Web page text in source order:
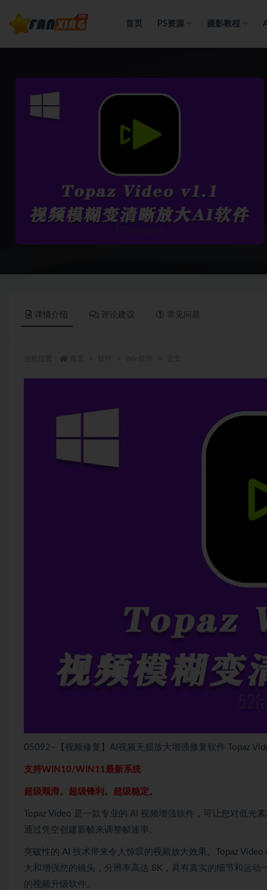
首页 PS资源 摄影教程
详情介绍 评论建议 常见问题
05092–【视频修复】AI视频无损放大增强修复软件 Topaz
支持WIN10/WIN11最新系统
超级顺滑。超级锋利。超级稳定。
Topaz Video 是一款专业的 AI 视频增强软件，可让您对低
通过凭空创建新帧来调整帧速率。
突破性的 AI 技术带来令人惊叹的视频放大效果。Topaz
大和增强您的镜头，分辨率高达 8K，具有真实的细节和运
的视频升级软件。